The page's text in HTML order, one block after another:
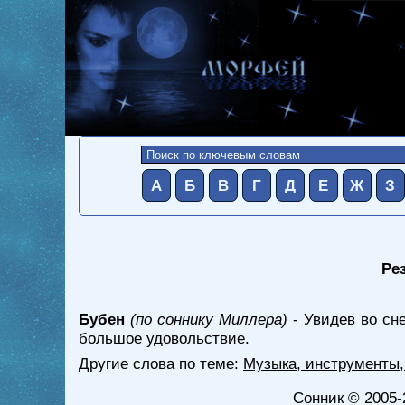
А Б В Г Д Е Ж З
Бубен (по соннику Миллера) - Увидев во
большое удовольствие.
Другие слова по теме: Музыка,
Сонник©